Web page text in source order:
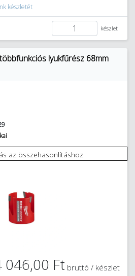
készletét
készlet
lyukfűrész 68mm
az összehasonlításhoz
046,00 Ft bruttó / készlet